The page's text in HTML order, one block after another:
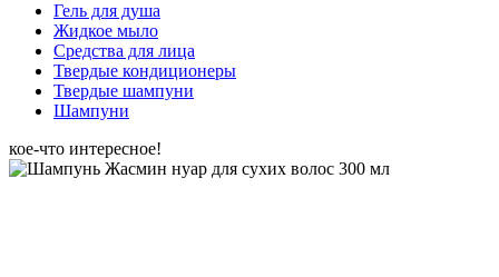
Гель для душа
Жидкое мыло
Средства для лица
Твердые кондиционеры
Твердые шампуни
Шампуни
кое-что интересное!